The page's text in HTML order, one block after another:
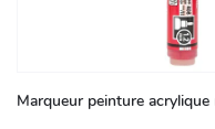
Marqueur peinture